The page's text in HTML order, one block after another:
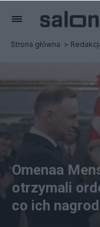
Strona główna
Omenaa
otrzymali
co ich